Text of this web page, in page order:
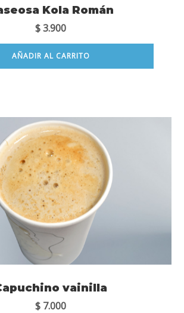
Kola Román
$3.900
AÑADIR AL CARRITO
vainilla
$ 7.000